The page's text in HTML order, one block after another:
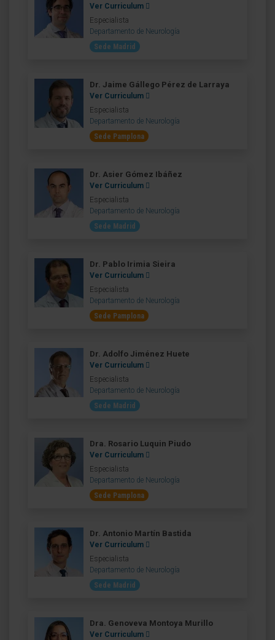
Ver Curriculum
Especialista
Departamento de Neurología
Sede Madrid
Dr. Jaime Gállego Pérez de Larraya
Ver Curriculum
Especialista
Departamento de Neurología
Sede Pamplona
Dr. Asier Gómez Ibáñez
Ver Curriculum
Especialista
Departamento de Neurología
Sede Madrid
Dr. Pablo Irimia Sieira
Ver Curriculum
Especialista
Departamento de Neurología
Sede Pamplona
Dr. Adolfo Jiménez Huete
Ver Curriculum
Especialista
Departamento de Neurología
Sede Madrid
Dra. Rosario Luquin Piudo
Ver Curriculum
Especialista
Departamento de Neurología
Sede Pamplona
Dr. Antonio Martín Bastida
Ver Curriculum
Especialista
Departamento de Neurología
Sede Madrid
Dra. Genoveva Montoya Murillo
Ver Curriculum